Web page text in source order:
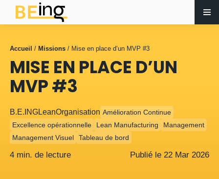
Accueil / Missions / Mise en place d’un MVP #3
MISE EN PLACE D’UN
MVP #3
B.E.INGLeanOrganisation Amélioration Continue
Excellence opérationnelle
Lean Manufacturing
Management
Management Visuel
Tableau de bord
4 min. de lecture Publié le 22 Mar 2026